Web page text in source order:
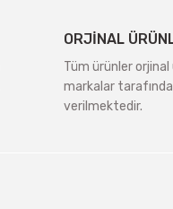
ORJİNAL
Tüm ürünler orjinal
markalar
verilmektedir.